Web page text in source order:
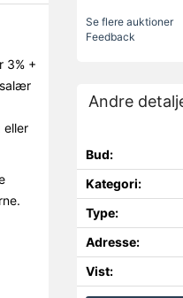
3% +
eller
Se flere auktioner
Feedback
Andre
Bud:
Kategori:
Type:
Adresse:
Vist: